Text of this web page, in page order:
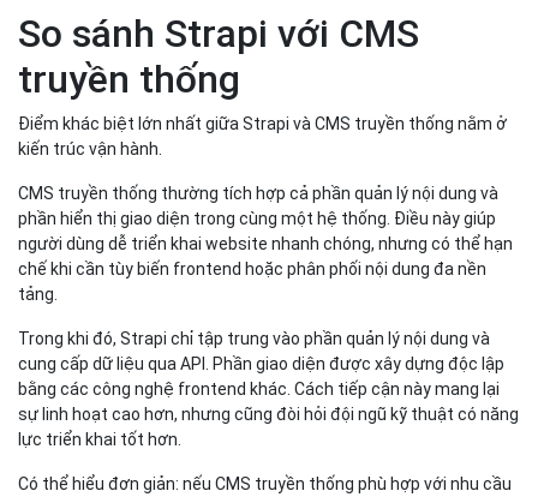
So sánh Strapi với CMS
truyền thống
Điểm khác biệt lớn nhất giữa Strapi và CMS truyền thống nằm ở
kiến trúc vận hành.
CMS truyền thống thường tích hợp cả phần quản lý nội dung và
phần hiển thị giao diện trong cùng một hệ thống. Điều này giúp
người dùng dễ triển khai website nhanh chóng, nhưng có thể hạn
chế khi cần tùy biến frontend hoặc phân phối nội dung đa nền
tảng.
Trong khi đó, Strapi chỉ tập trung vào phần quản lý nội dung và
cung cấp dữ liệu qua API. Phần giao diện được xây dựng độc lập
bằng các công nghệ frontend khác. Cách tiếp cận này mang lại
sự linh hoạt cao hơn, nhưng cũng đòi hỏi đội ngũ kỹ thuật có năng
lực triển khai tốt hơn.
Có thể hiểu đơn giản: nếu CMS truyền thống phù hợp với nhu cầu